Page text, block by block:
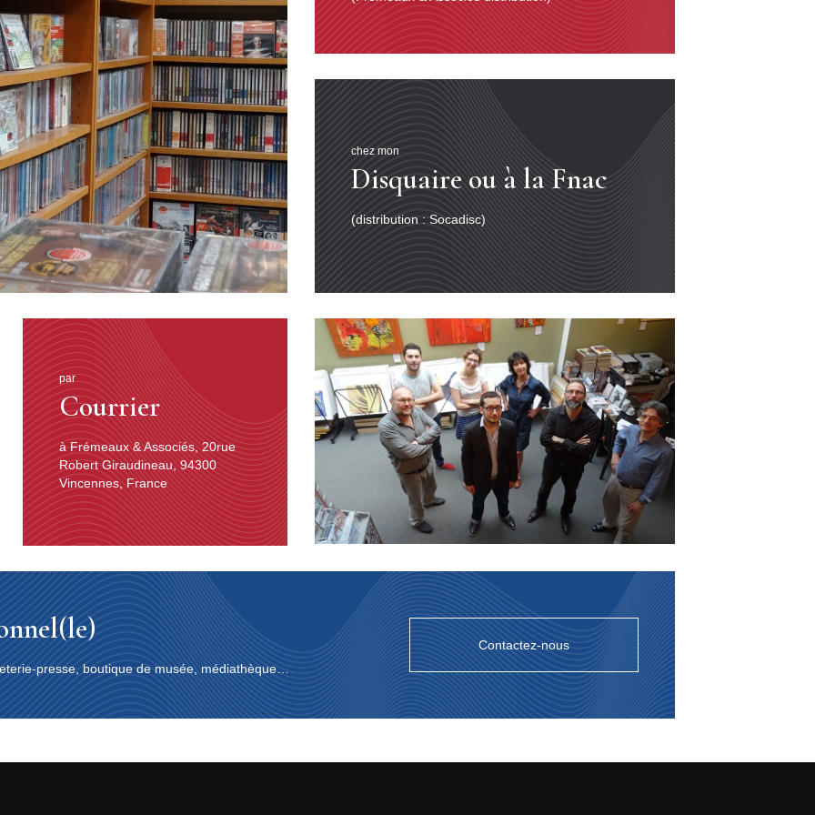
par
Courrier
à Frémeaux & Associés, 20rue
Robert Giraudineau, 94300
Vincennes, France
chez mon
Disquaire ou à la Fnac
(distribution : Socadisc)
presse, boutique de musée, médiathèque…
Contactez-nous